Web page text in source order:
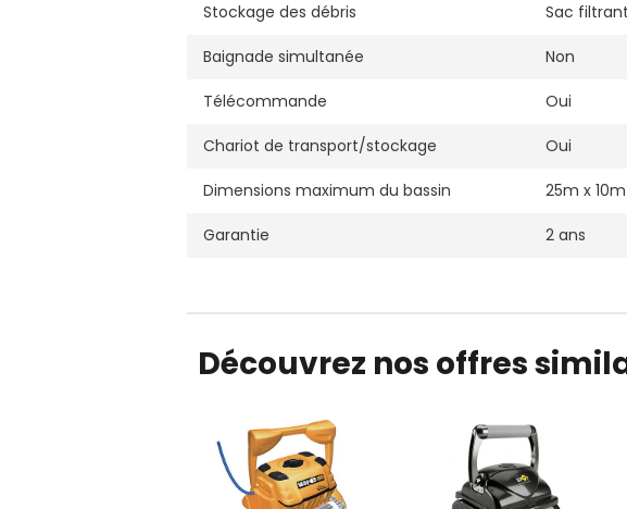
Stockage des débris Sac filtrant
Baignade simultanée Non
Télécommande Oui
Chariot de transport/stockage Oui
Dimensions maximum du bassin 25m x 10m
Garantie 2 ans
Découvrez nos offres